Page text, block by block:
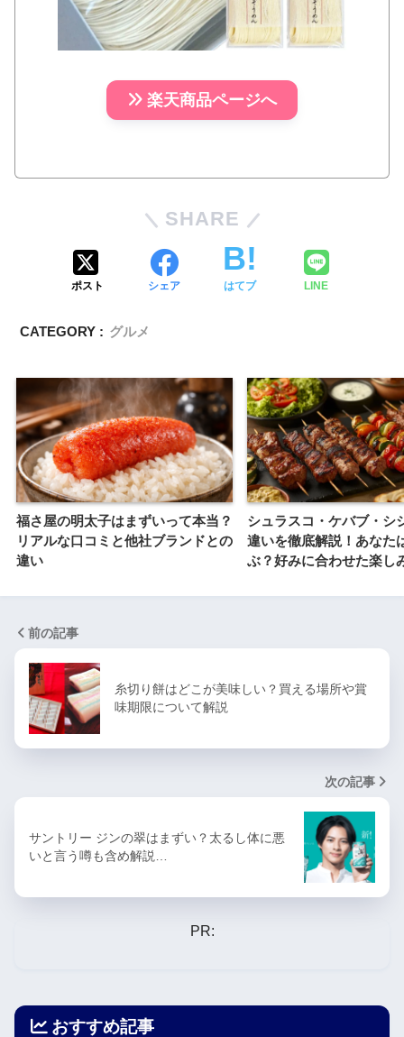
楽天商品ページへ
SHARE
ポスト シェア はてブ LINE
CATEGORY : グルメ
福さ屋の明太子はまずいって本当？
リアルな口コミと他社ブランドとの
違い
シュラスコ・ケバブ・シ
違いを徹底解説！あなた
ぶ？好みに合わせた楽し
前の記事
糸切り餅はどこが美味しい？買える場所や賞
味期限について解説
次の記事
サントリー ジンの翠はまずい？太るし体に悪
いと言う噂も含め解説…
PR:
おすすめ記事